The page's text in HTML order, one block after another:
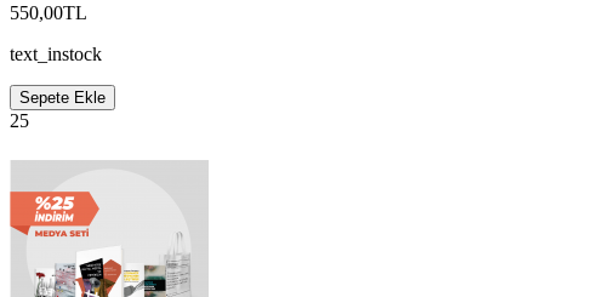
550,00TL
text_instock
Sepete Ekle
25